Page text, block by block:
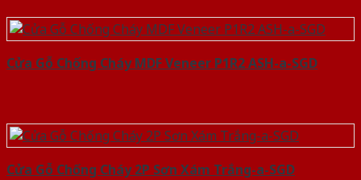
Cửa Gỗ Chống Cháy MDF Veneer P1R2 ASH-a-SGD
Cửa Gỗ Chống Cháy 2P Sơn Xám Trắng-a-SGD